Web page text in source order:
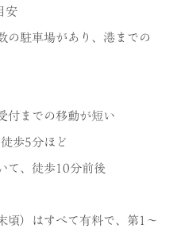
安
の駐車場があり、港までの
付までの移動が短い
歩5分ほど
て、徒歩10分前後
頃）はすべて有料で、第1〜